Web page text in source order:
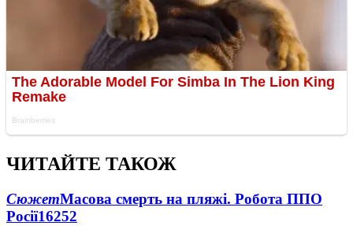
ЧИТАЙТЕ ТАКОЖ
СюжетМасова смерть на пляжі. Робота ППО
Росії16252